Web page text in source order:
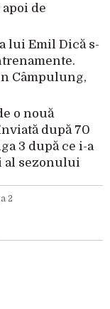
de
lui Emil Dică s-
Câmpulung,
o nouă
după 70
3 după ce i-a
al sezonului
2